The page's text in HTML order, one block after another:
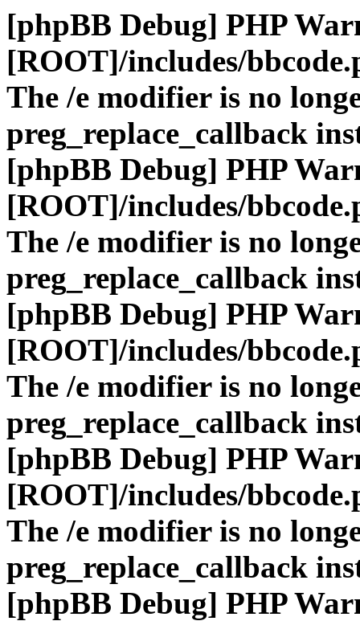
[phpBB Debug] PHP
[ROOT]/includes/
The /e modifier is no
preg_replace_callback
[phpBB Debug] PHP
[ROOT]/includes/
The /e modifier is no
preg_replace_callback
[phpBB Debug] PHP
[ROOT]/includes/
The /e modifier is no
preg_replace_callback
[phpBB Debug] PHP
[ROOT]/includes/
The /e modifier is no
preg_replace_callback
[phpBB Debug] PHP